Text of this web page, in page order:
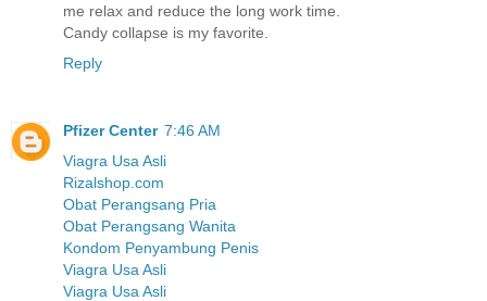
me relax and reduce the long work time.
Candy collapse is my favorite.
Reply
Pfizer Center 7:46 AM
Viagra Usa Asli
Rizalshop.com
Obat Perangsang Pria
Obat Perangsang Wanita
Kondom Penyambung Penis
Viagra Usa Asli
Viagra Usa Asli